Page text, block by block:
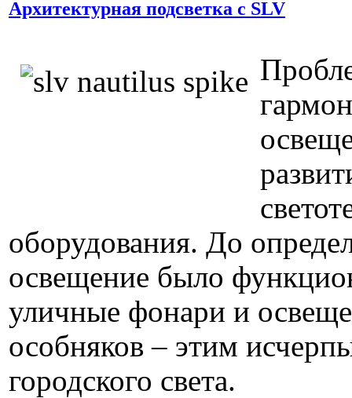
Архитектурная подсветка c SLV
оборудования. До
освещение было
уличные фонари и
особняков – этим
городского света.